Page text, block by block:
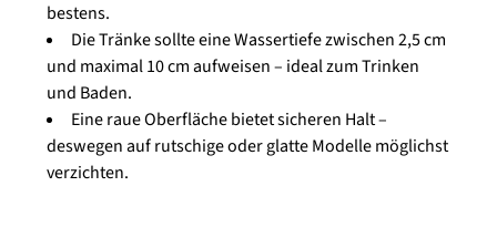
bestens.
Die Tränke sollte eine Wassertiefe zwischen 2,5 cm
und maximal 10 cm aufweisen – ideal zum Trinken
und Baden.
Eine raue Oberfläche bietet sicheren Halt –
deswegen auf rutschige oder glatte Modelle möglichst
verzichten.